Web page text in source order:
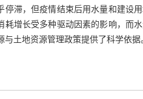
停滞，但疫情结束后用水量和建设
增长受多种驱动因素的影响，而
土地资源管理政策提供了科学依据